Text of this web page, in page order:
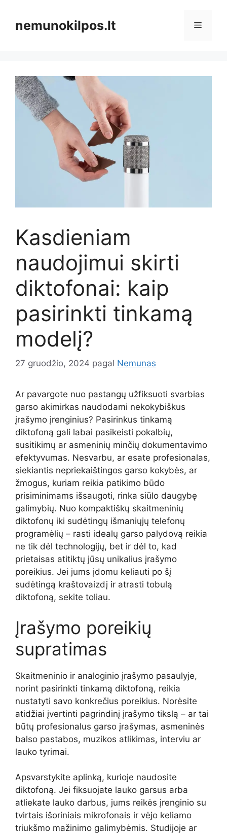
turinionemunokilpos.lt Meniu
Kasdieniam
naudojimui skirti
diktofonai: kaip
pasirinkti tinkamą
modelį?
27 gruodžio, 2024 pagal Nemunas
Ar pavargote nuo pastangų užfiksuoti svarbias
garso akimirkas naudodami nekokybiškus
įrašymo įrenginius? Pasirinkus tinkamą
diktofoną gali labai pasikeisti pokalbių,
susitikimų ar asmeninių minčių dokumentavimo
efektyvumas. Nesvarbu, ar esate profesionalas,
siekiantis nepriekaištingos garso kokybės, ar
žmogus, kuriam reikia patikimo būdo
prisiminimams išsaugoti, rinka siūlo daugybę
galimybių. Nuo kompaktiškų skaitmeninių
diktofonų iki sudėtingų išmaniųjų telefonų
programėlių – rasti idealų garso palydovą reikia
ne tik dėl technologijų, bet ir dėl to, kad
prietaisas atitiktų jūsų unikalius įrašymo
poreikius. Jei jums įdomu keliauti po šį
sudėtingą kraštovaizdį ir atrasti tobulą
diktofoną, sekite toliau.
Įrašymo poreikių
supratimas
Skaitmeninio ir analoginio įrašymo pasaulyje,
norint pasirinkti tinkamą diktofoną, reikia
nustatyti savo konkrečius poreikius. Norėsite
atidžiai įvertinti pagrindinį įrašymo tikslą – ar tai
būtų profesionalus garso įrašymas, asmeninės
balso pastabos, muzikos atlikimas, interviu ar
lauko tyrimai.
Apsvarstykite aplinką, kurioje naudosite
diktofoną. Jei fiksuojate lauko garsus arba
atliekate lauko darbus, jums reikės įrenginio su
tvirtais išoriniais mikrofonais ir vėjo keliamo
triukšmo mažinimo galimybėmis. Studijoje ar